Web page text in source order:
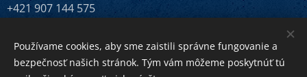
+421 907 144 575
Vytvorené službouWebnode Cookies
Používame cookies, aby sme zaistili správne fungovanie a
bezpečnosť našich stránok. Tým vám môžeme poskytnúť tú